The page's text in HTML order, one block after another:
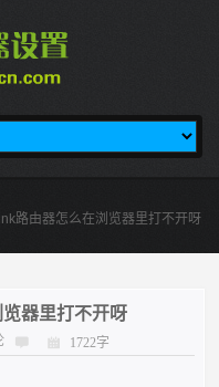
路由器怎么在浏览器里打不开呀
器里打不开呀
1722字